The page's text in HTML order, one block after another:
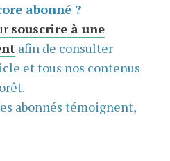
abonné ?
souscrire à une
afin de consulter
et tous nos contenus
abonnés témoignent,